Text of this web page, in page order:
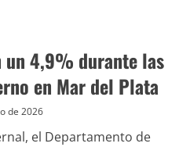
un 4,9% durante las
en Mar del Plata
de 2026
el Departamento de